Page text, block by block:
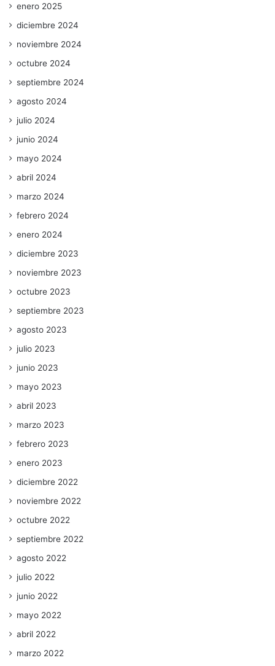
enero 2025
diciembre 2024
noviembre 2024
octubre 2024
septiembre 2024
agosto 2024
julio 2024
junio 2024
mayo 2024
abril 2024
marzo 2024
febrero 2024
enero 2024
diciembre 2023
noviembre 2023
octubre 2023
septiembre 2023
agosto 2023
julio 2023
junio 2023
mayo 2023
abril 2023
marzo 2023
febrero 2023
enero 2023
diciembre 2022
noviembre 2022
octubre 2022
septiembre 2022
agosto 2022
julio 2022
junio 2022
mayo 2022
abril 2022
marzo 2022